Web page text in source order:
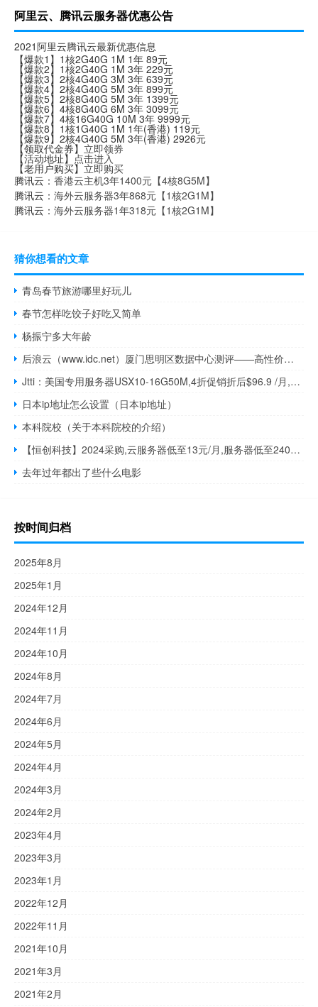
阿里云、腾讯云服务器优惠公告
2021阿里云腾讯云最新优惠信息
【爆款1】1核2G40G 1M 1年 89元
【爆款2】1核2G40G 1M 3年 229元
【爆款3】2核4G40G 3M 3年 639元
【爆款4】2核4G40G 5M 3年 899元
【爆款5】2核8G40G 5M 3年 1399元
【爆款6】4核8G40G 6M 3年 3099元
【爆款7】4核16G40G 10M 3年 9999元
【爆款8】1核1G40G 1M 1年(香港) 119元
【爆款9】2核4G40G 5M 3年(香港) 2926元
【领取代金券】 立即领券
【活动地址】 点击进入
【老用户购买】立即购买
腾讯云： 香港云主机3年1400元【4核8G5M】
腾讯云： 海外云服务器3年868元【1核2G1M】
腾讯云： 海外云服务器1年318元【1核2G1M】
猜你想看的文章
青岛春节旅游哪里好玩儿
春节怎样吃饺子好吃又简单
杨振宁多大年龄
后浪云（www.idc.net）厦门思明区数据中心测评——高性价比BGP云服务
Jtti：美国专用服务器USX10-16G50M,4折促销折后$96.9 /月,洛杉矶机房/免费DDoS防御
日本ip地址怎么设置（日本ip地址）
本科院校（关于本科院校的介绍）
【恒创科技】2024采购,云服务器低至13元/月,服务器低至240元/月,年付3.5折送半年,多年付更省
去年过年都出了些什么电影
按时间归档
2025年8月
2025年1月
2024年12月
2024年11月
2024年10月
2024年8月
2024年7月
2024年6月
2024年5月
2024年4月
2024年3月
2024年2月
2023年4月
2023年3月
2023年1月
2022年12月
2022年11月
2021年10月
2021年3月
2021年2月